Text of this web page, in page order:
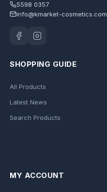
5598 0357
info@kmarket-cosmetics.com
SHOPPING GUIDE
All Products
Latest News
Search Products
MY ACCOUNT